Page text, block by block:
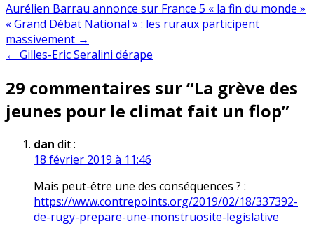
Aurélien Barrau annonce sur France 5 « la fin du monde »
Navigation
de
« Grand Débat National » : les ruraux participent
massivement →
← Gilles-Eric Seralini dérape
29 commentaires sur “La grève des
jeunes pour le climat fait un flop”
dan dit :
18 février 2019 à 11:46
Mais peut-être une des conséquences ? :
https://www.contrepoints.org/2019/02/18/337392-
de-rugy-prepare-une-monstruosite-legislative